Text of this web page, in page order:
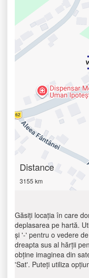
Distance
3155 km
Găsiți locația în care
deplasarea pe hartă.
și '-' pentru o vedere
dreapta sus al hărții
obține imaginea din
'Sat'. Puteți utiliza